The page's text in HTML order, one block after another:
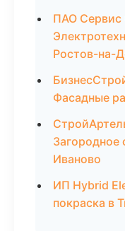
ПАО
Ростов-на-
Фасадные
Загородное
Иваново
ИП Hybrid
покраска в